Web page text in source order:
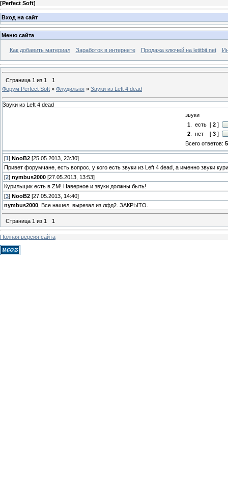
[Perfect Soft]
Вход на сайт
Меню сайта
Как добавить материал Заработок в интернете Продажа ключей на letitbit.net
Страница 1 из 1
1
Форум Perfect Soft » Флудильня » Звуки из Left 4 dead
Звуки из Left 4 dead
звуки
1. есть [ 2]
2. нет [ 3]
Всего ответов: 5
[1 ] NooB2 [25.05.2013, 23:30]
Привет форумчане, есть вопрос, у кого есть звуки из Left 4 dead, а именно звуки
[2] nymbus2000 [27.05.2013, 13:53]
Курильщик есть в ZM! Наверное и звуки должны быть!
[3] NooB2 [27.05.2013, 14:40]
nymbus2000 , Все нашел, вырезал из лфд2. ЗАКРЫТО.
Страница 1 из 1 1
Полная версия сайта